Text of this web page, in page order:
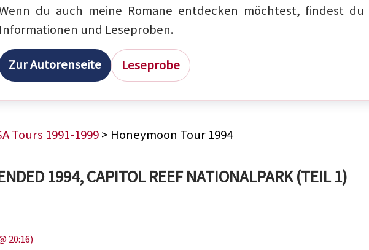
du auch meine Romane entdecken möchtest, findest
Informationen und Leseproben.
Zur Autorenseite Leseprobe
Tours 1991-1999> Honeymoon Tour 1994
1994, CAPITOL REEF NATIONALPARK (TEIL 1)
20:16)